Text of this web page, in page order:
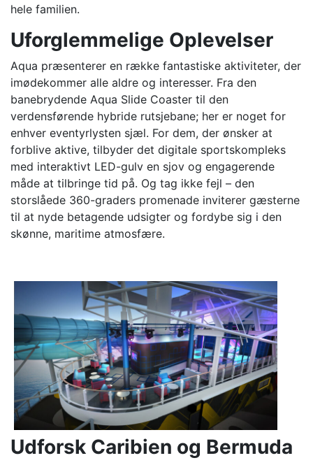
hele familien.
Uforglemmelige Oplevelser
Aqua præsenterer en række fantastiske aktiviteter, der
imødekommer alle aldre og interesser. Fra den
banebrydende Aqua Slide Coaster til den
verdensførende hybride rutsjebane; her er noget for
enhver eventyrlysten sjæl. For dem, der ønsker at
forblive aktive, tilbyder det digitale sportskompleks
med interaktivt LED-gulv en sjov og engagerende
måde at tilbringe tid på. Og tag ikke fejl – den
storslåede 360-graders promenade inviterer gæsterne
til at nyde betagende udsigter og fordybe sig i den
skønne, maritime atmosfære.
Udforsk Caribien og Bermuda